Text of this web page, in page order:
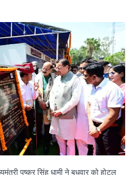
पुष्कर सिंह धामी ने बुधवार को होटल